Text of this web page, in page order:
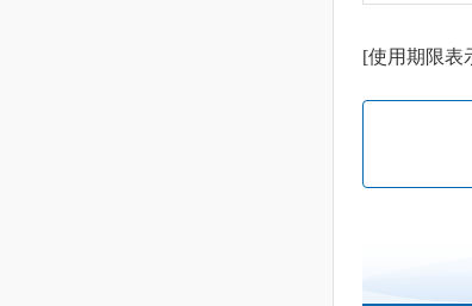
[使用期限表